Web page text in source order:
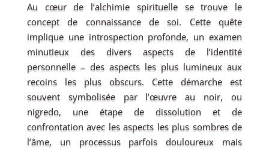
Au cœur de l’alchimie spirituelle se trouve le
concept de connaissance de soi. Cette quête
implique une introspection profonde, un examen
minutieux des divers aspects de l’identité
personnelle – des aspects les plus lumineux aux
recoins les plus obscurs. Cette démarche est
souvent symbolisée par l’œuvre au noir, ou
nigredo, une étape de dissolution et de
confrontation avec les aspects les plus sombres de
l’âme, un processus parfois douloureux mais